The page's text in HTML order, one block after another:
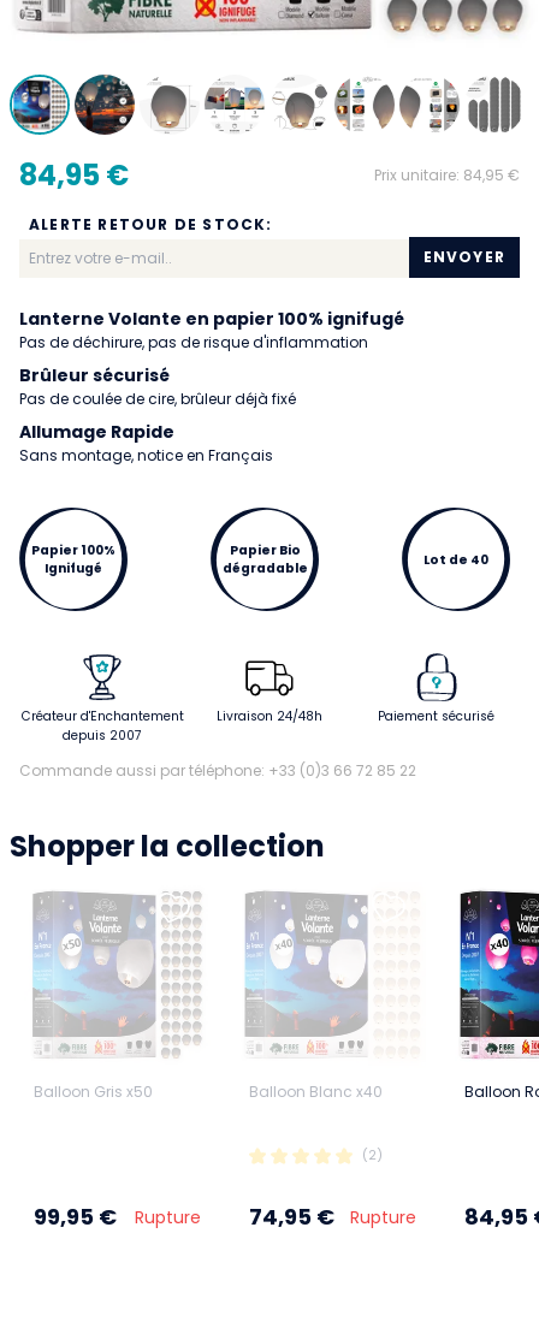
84,95 € Prix unitaire: 84,95 €
ALERTE RETOUR DE STOCK:
ENVOYER
Lanterne Volante en papier 100% ignifugé
Pas de déchirure, pas de risque d'inflammation
Brûleur sécurisé
Pas de coulée de cire, brûleur déjà fixé
Allumage Rapide
Sans montage, notice en Français
Papier 100%
Ignifugé
Papier Bio
dégradable
Lot de 40
Créateur d'Enchantement
depuis 2007
Livraison 24/48h Paiement sécurisé
Commande aussi par téléphone: +33 (0)3 66 72 85 22
Shopper la collection
Balloon Gris x50
99,95 € Rupture
Balloon Blanc x40
(2)
74,95 € Rupture
Balloon
84,95